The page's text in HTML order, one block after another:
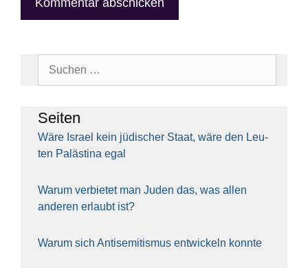
Sei­ten
Wäre Isra­el kein jüdi­scher Staat, wäre den Leu­
ten Paläs­ti­na egal
War­um ver­bie­tet man Juden das, was allen
ande­ren erlaubt ist?
War­um sich Anti­se­mi­tis­mus ent­wi­ckeln konn­te